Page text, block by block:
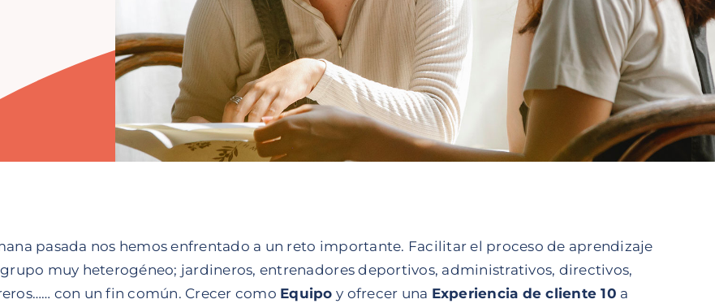
pasada nos hemos enfrentado a un reto importante. Facilitar el proceso de aprendizaje
muy heterogéneo; jardineros, entrenadores deportivos, administrativos, directivos,
con un fin común. Crecer como Equipo y ofrecer una Experiencia de cliente 10 a